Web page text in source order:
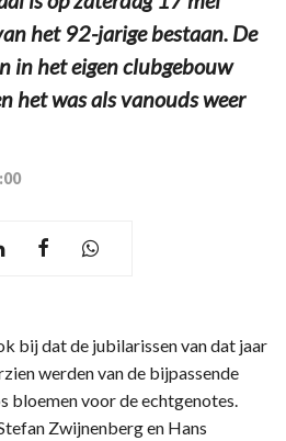
het 92-jarige bestaan. De
in het eigen clubgebouw
het was als vanouds weer
bij dat de jubilarissen van dat jaar
werden van de bijpassende
bloemen voor de echtgenotes.
Zwijnenberg en Hans